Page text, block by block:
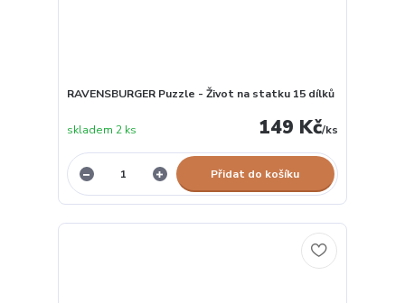
RAVENSBURGER Puzzle - Život na statku 15 dílků
149 Kč/ks
skladem 2 ks
Přidat do košíku